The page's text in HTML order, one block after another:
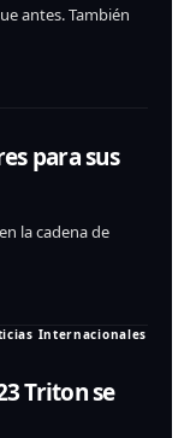
antes. También
para sus
la cadena de
Internacionales
Triton se